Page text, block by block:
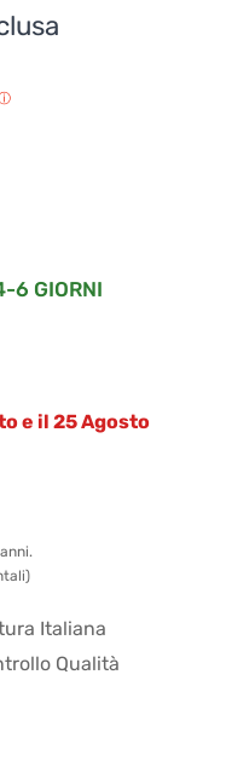
6 GIORNI
e il 25 Agosto
Italiana
Qualità